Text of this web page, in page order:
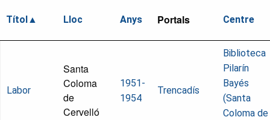
Títol Lloc Anys Portals Centre
Labor
Santa
Coloma
de
Cervelló
1951-
1954
Trencadís
Biblioteca
Pilarín
Bayés
(Santa
Coloma de